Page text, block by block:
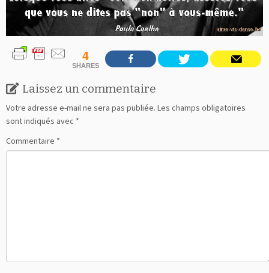
4
SHARES
Laissez un commentaire
Votre adresse e-mail ne sera pas publiée. Les champs obligatoires
sont indiqués avec *
Commentaire *